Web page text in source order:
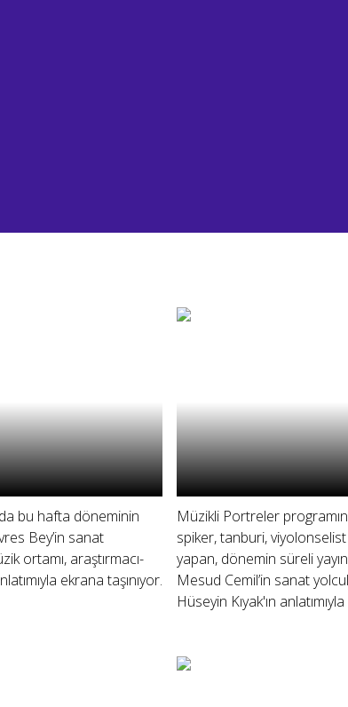
bu hafta döneminin
Bey’in sanat
ortamı, araştırmacı-
ekrana taşınıyor.
Müzikli Portreler
spiker, tanburi,
yapan, dönemin süreli
Mesud Cemil’in sanat
Hüseyin Kıyak'ın